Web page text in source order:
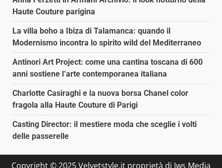
Haute Couture parigina
La villa boho a Ibiza di Talamanca: quando il
Modernismo incontra lo spirito wild del Mediterraneo
Antinori Art Project: come una cantina toscana di 600
anni sostiene l’arte contemporanea italiana
Charlotte Casiraghi e la nuova borsa Chanel color
fragola alla Haute Couture di Parigi
Casting Director: il mestiere moda che sceglie i volti
delle passerelle
Copyright © 2025 Velvetstyle.it proprietà di Jws Media